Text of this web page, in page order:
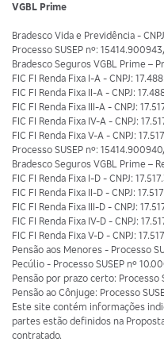
VGBL Prime
Bradesco Vida e Previdência -
Processo SUSEP nº:
Bradesco Seguros VGBL Prime –
FIC FI Renda Fixa I-A - CNPJ:
FIC FI Renda Fixa II-A - CNPJ:
FIC FI Renda Fixa III-A - CNPJ:
FIC FI Renda Fixa IV-A - CNPJ:
FIC FI Renda Fixa V-A - CNPJ:
Processo SUSEP nº:
Bradesco Seguros VGBL Prime –
FIC FI Renda Fixa I-D - CNPJ:
FIC FI Renda Fixa II-D - CNPJ:
FIC FI Renda Fixa III-D - CNPJ:
FIC FI Renda Fixa IV-D - CNPJ:
FIC FI Renda Fixa V-D - CNPJ:
Pensão aos Menores - Processo
Pecúlio - Processo SUSEP nº
Pensão por prazo certo:
Pensão ao Cônjuge: Processo
Este site contém informações
partes estão definidos na
contratado.